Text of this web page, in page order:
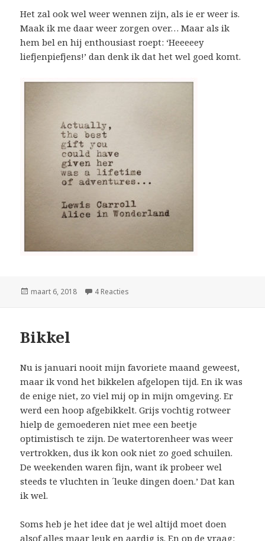
Het zal ook wel weer wennen zijn, als ie er weer is.
Maak ik me daar weer zorgen over… Maar als ik
hem bel en hij enthousiast roept: ‘Heeeeey
liefjenpiefjens!’ dan denk ik dat het wel goed komt.
Geplaatst
maart 6, 2018 4 Reacties
Bikkel
Nu is januari nooit mijn favoriete maand geweest,
maar ik vond het bikkelen afgelopen tijd. En ik was
de enige niet, zo viel mij op in mijn omgeving. Er
werd een hoop afgebikkelt. Grijs vochtig rotweer
hielp de gemoederen niet mee een beetje
optimistisch te zijn. De watertorenheer was weer
vertrokken, dus ik kon ook niet zo goed schuilen.
De weekenden waren fijn, want ik probeer wel
steeds te vluchten in ´leuke dingen doen.’ Dat kan
ik wel.
Soms heb je het idee dat je wel altijd moet doen
alsof alles maar leuk en aardig is. En op de vraag: